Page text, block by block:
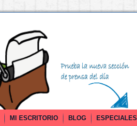
MI ESCRITORIO BLOG ESPECIALES